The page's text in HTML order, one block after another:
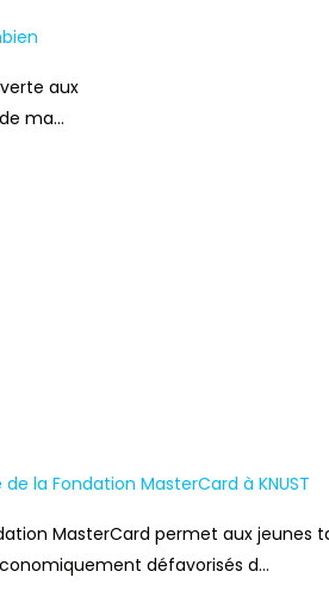
aux
ma...
de la Fondation MasterCard à KNUST
MasterCard permet aux jeunes
défavorisés d...